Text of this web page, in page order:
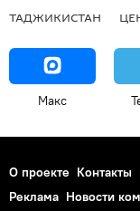
ТАДЖИКИСТАН
Макс
О проекте Контакты
Реклама Новости